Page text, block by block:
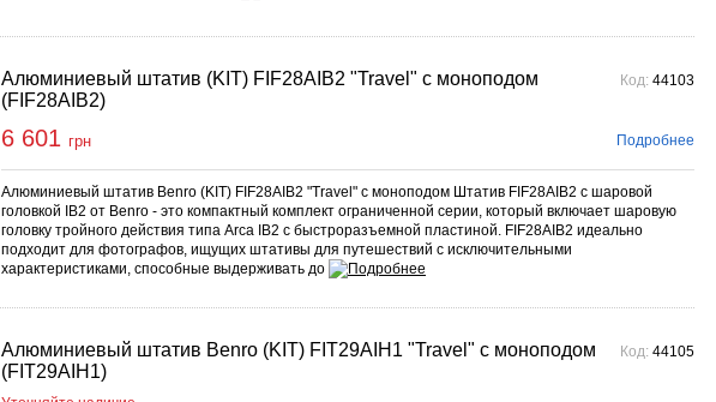
Алюминиевый штатив (KIT) FIF28AIB2 "Travel" с моноподом
(FIF28AIB2)
Код: 44103
6 601 грн Подробнее
Алюминиевый штатив Benro (KIT) FIF28AIB2 "Travel" с моноподом Штатив FIF28AIB2 с шаровой
головкой IB2 от Benro - это компактный комплект ограниченной серии, который включает шаровую
головку тройного действия типа Arca IB2 с быстроразъемной пластиной. FIF28AIB2 идеально
подходит для фотографов, ищущих штативы для путешествий с исключительными
характеристиками, способные выдерживать до
Алюминиевый штатив Benro (KIT) FIT29AIH1 "Travel" с моноподом
(FIT29AIH1)
Код: 44105